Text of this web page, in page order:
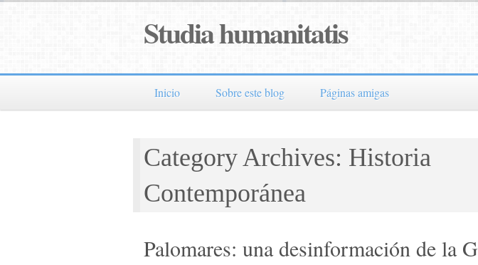
Studia humanitatis
Inicio Sobre este blog Páginas amigas
Category Archives: Historia
Contemporánea
Palomares: una desinformación de la